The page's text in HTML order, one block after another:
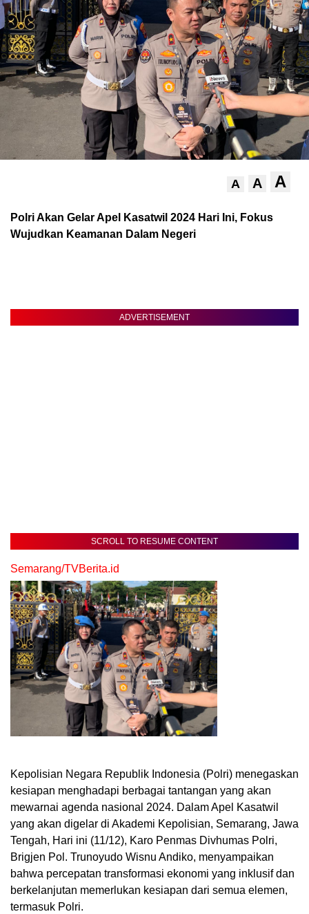
A A A
Polri Akan Gelar Apel Kasatwil 2024 Hari Ini, Fokus
Wujudkan Keamanan Dalam Negeri
ADVERTISEMENT
SCROLL TO RESUME CONTENT
Semarang/TVBerita.id
Kepolisian Negara Republik Indonesia (Polri) menegaskan
kesiapan menghadapi berbagai tantangan yang akan
mewarnai agenda nasional 2024. Dalam Apel Kasatwil
yang akan digelar di Akademi Kepolisian, Semarang, Jawa
Tengah, Hari ini (11/12), Karo Penmas Divhumas Polri,
Brigjen Pol. Trunoyudo Wisnu Andiko, menyampaikan
bahwa percepatan transformasi ekonomi yang inklusif dan
berkelanjutan memerlukan kesiapan dari semua elemen,
termasuk Polri.